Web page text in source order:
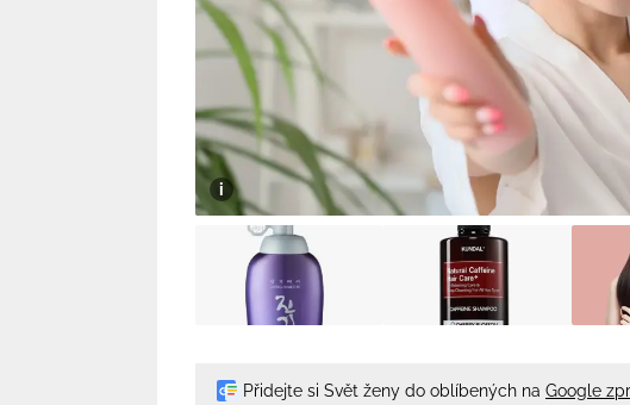
Přidejte si Svět ženy do oblíbených na Google